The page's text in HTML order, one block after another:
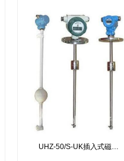
UHZ-50/S-UK插入式磁性浮球控制器